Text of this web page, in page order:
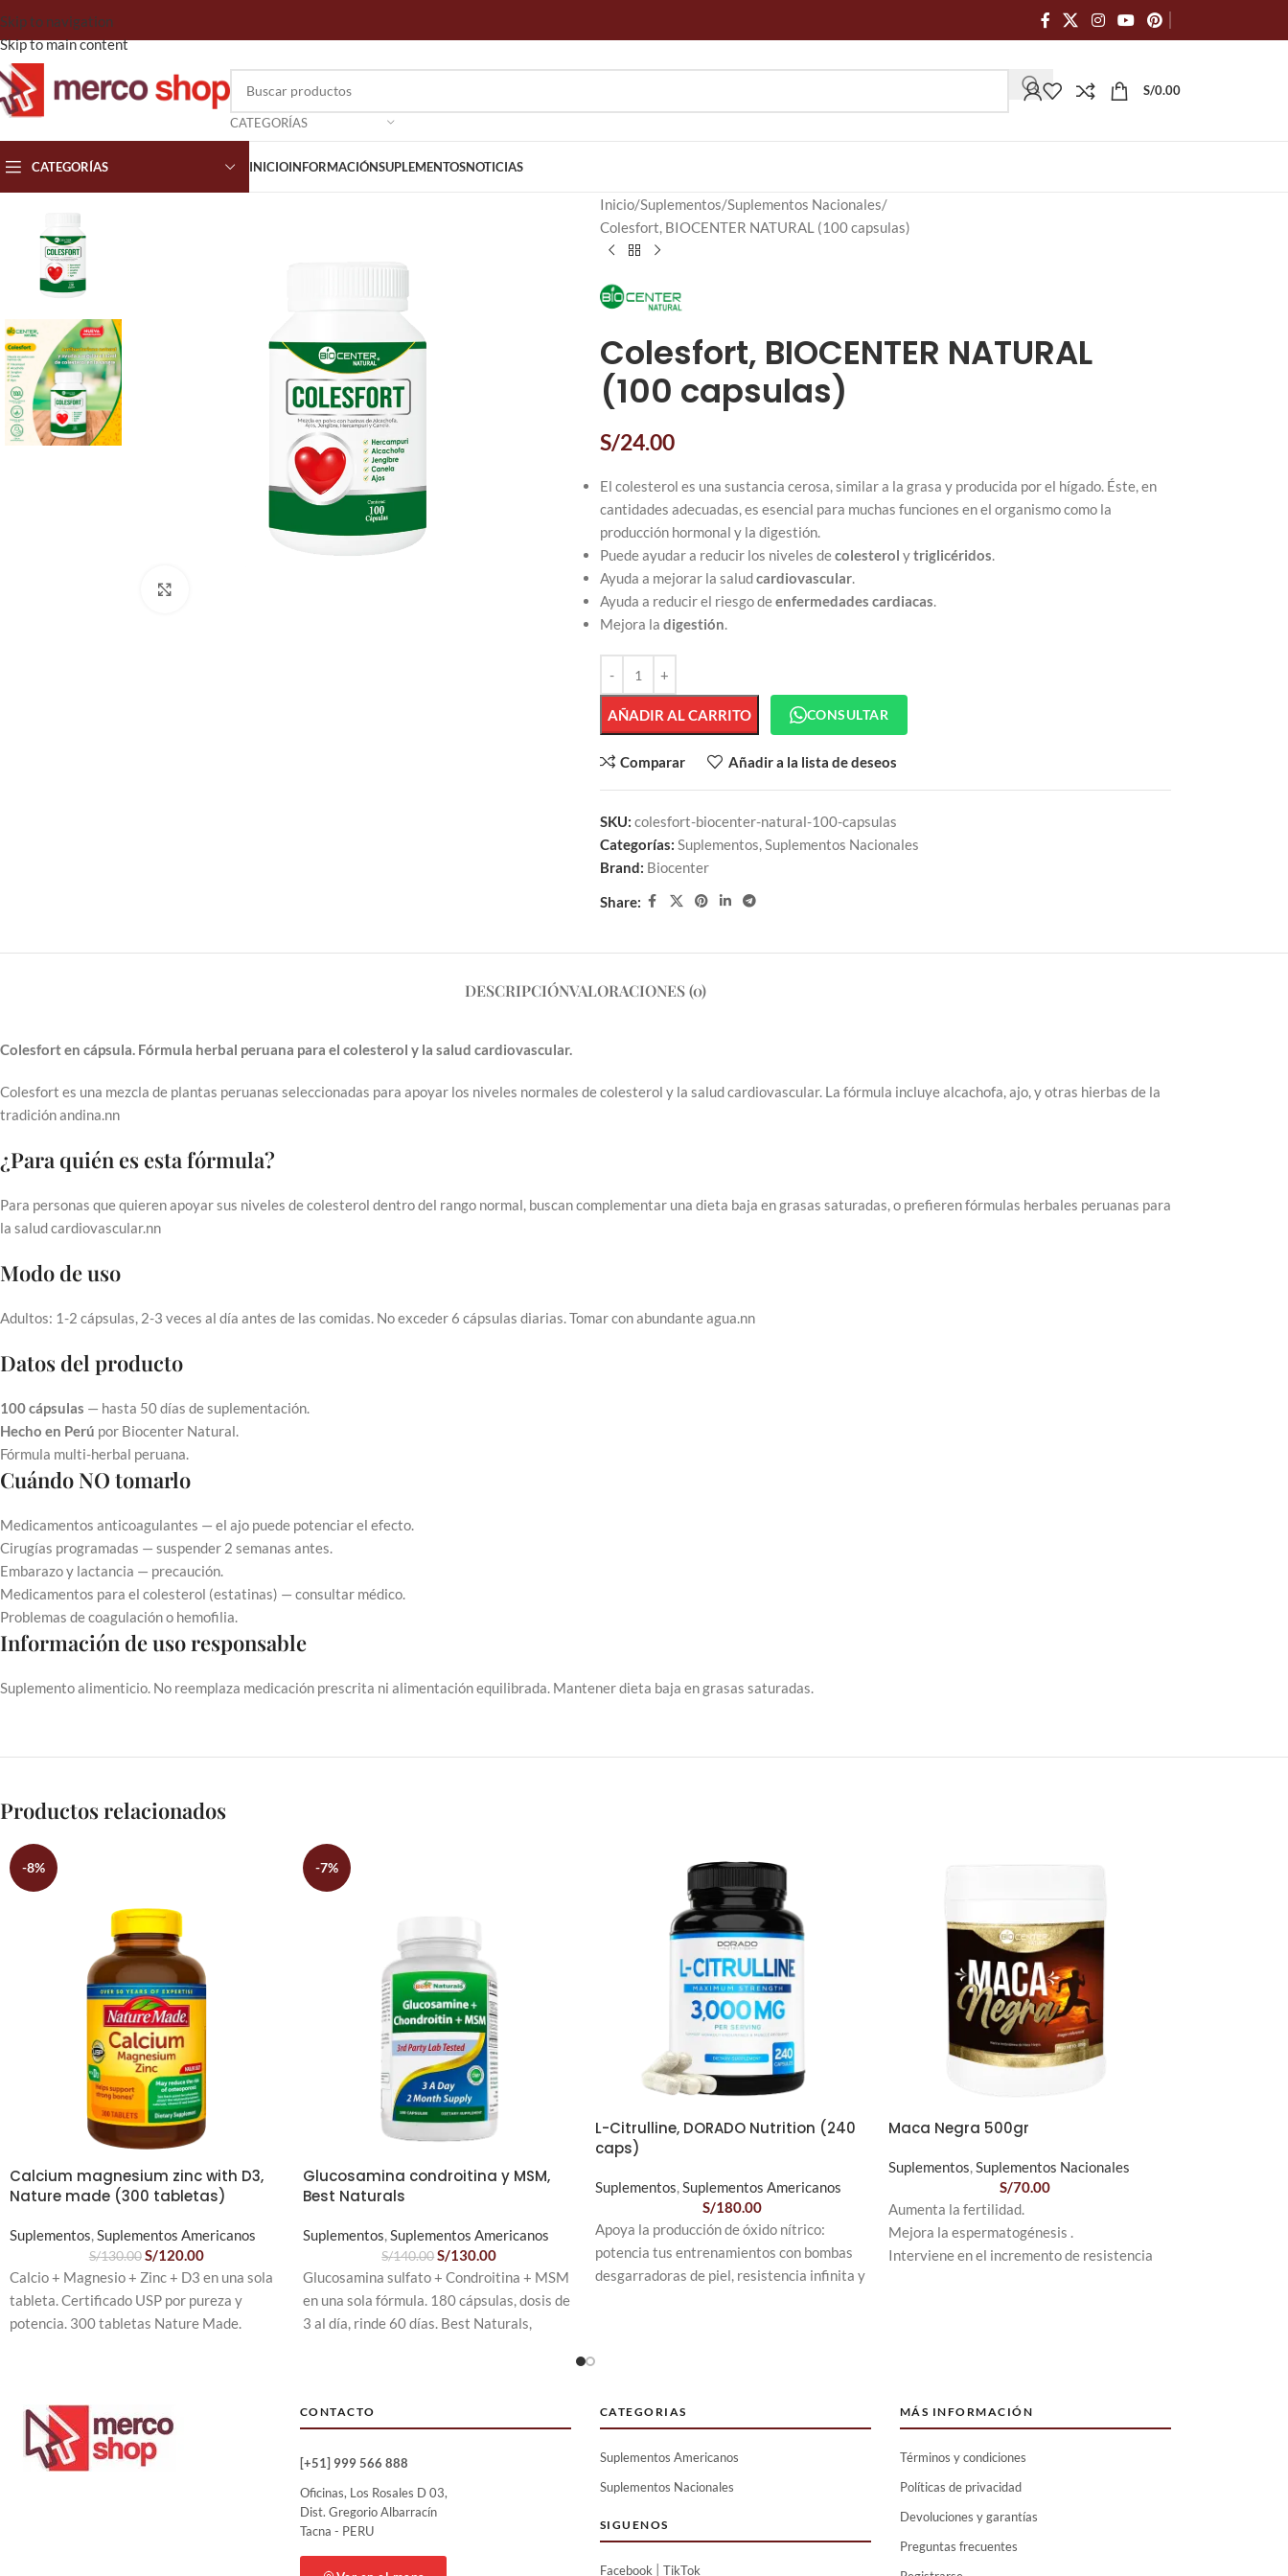
Skip to navigation
Skip to main content
CATEGORÍAS
S/0.00
CATEGORÍAS INICIOINFORMACIÓNSUPLEMENTOSNOTICIAS
Inicio Suplementos Suplementos Nacionales
Colesfort, BIOCENTER NATURAL (100 capsulas)
Colesfort, BIOCENTER NATURAL
(100 capsulas)
S/24.00
El colesterol es una sustancia cerosa, similar a la grasa y producida por el hígado. Éste, en
cantidades adecuadas, es esencial para muchas funciones en el organismo como la
producción hormonal y la digestión.
Puede ayudar a reducir los niveles decolesterol ytriglicéridos.
Ayuda a mejorar la saludcardiovascular.
Ayuda a reducir el riesgo deenfermedades cardiacas.
Mejora la digestión.
AÑADIR AL CARRITO CONSULTAR
Comparar Añadir a la lista de deseos
SKU: colesfort-biocenter-natural-100-capsulas
Categorías: Suplementos,Suplementos Nacionales
Brand: Biocenter
Share:
DESCRIPCIÓNVALORACIONES (0)
Colesfort en cápsula. Fórmula herbal peruana para el colesterol y la salud cardiovascular.
Colesfort es una mezcla de plantas peruanas seleccionadas para apoyar los niveles normales de colesterol y la salud cardiovascular. La fórmula incluye alcachofa, ajo, y otras hierbas de la
tradición andina.nn
¿Para quién es esta fórmula?
Para personas que quieren apoyar sus niveles de colesterol dentro del rango normal, buscan complementar una dieta baja en grasas saturadas, o prefieren fórmulas herbales peruanas para
la salud cardiovascular.nn
Modo de uso
Adultos: 1-2 cápsulas, 2-3 veces al día antes de las comidas. No exceder 6 cápsulas diarias. Tomar con abundante agua.nn
Datos del producto
100 cápsulas — hasta 50 días de suplementación.
Hecho en Perú por Biocenter Natural.
Fórmula multi-herbal peruana.
Cuándo NO tomarlo
Medicamentos anticoagulantes — el ajo puede potenciar el efecto.
Cirugías programadas — suspender 2 semanas antes.
Embarazo y lactancia — precaución.
Medicamentos para el colesterol (estatinas) — consultar médico.
Problemas de coagulación o hemofilia.
Información de uso responsable
Suplemento alimenticio. No reemplaza medicación prescrita ni alimentación equilibrada. Mantener dieta baja en grasas saturadas.
Productos relacionados
-8%
Calcium magnesium zinc with D3,
Nature made (300 tabletas)
Suplementos,Suplementos Americanos
S/130.00 S/120.00
Calcio + Magnesio + Zinc + D3 en una sola
tableta. Certificado USP por pureza y
potencia. 300 tabletas Nature Made.
-7%
Glucosamina condroitina y MSM,
Best Naturals
Suplementos,Suplementos Americanos
S/140.00 S/130.00
Glucosamina sulfato + Condroitina + MSM
en una sola fórmula. 180 cápsulas, dosis de
3 al día, rinde 60 días. Best Naturals,
L-Citrulline, DORADO Nutrition (240
caps)
Suplementos,Suplementos Americanos
S/180.00
Apoya la producción de óxido nítrico:
potencia tus entrenamientos con bombas
desgarradoras de piel, resistencia infinita y
permite una mayor entrega de nutrientes y
porciones).
ENTRENAMIENTO Y RENDIMIENTO: El
ejercicio a un nuevo nivel. La fuerte
Maca Negra 500gr
Suplementos,Suplementos Nacionales
S/70.00
Aumenta la fertilidad.
Mejora la espermatogénesis .
Interviene en el incremento de resistencia
CONTACTO
[+51] 999 566 888
Oficinas, Los Rosales D 03,
Dist. Gregorio Albarracín
Tacna - PERU
CATEGORIAS
Suplementos Americanos
Suplementos Nacionales
SIGUENOS
Facebook | TikTok
MÁS INFORMACIÓN
Términos y condiciones
Políticas de privacidad
Devoluciones y garantías
Preguntas frecuentes